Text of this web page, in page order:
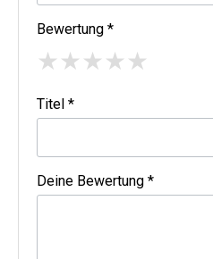
Bewertung *
★★★★★
Titel *
Deine Bewertung *